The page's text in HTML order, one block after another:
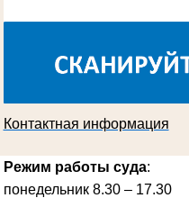
в период с 1970 по 1987 гг.
Контактная информация
Режим работы суда:
понедельник 8.30 – 17.30